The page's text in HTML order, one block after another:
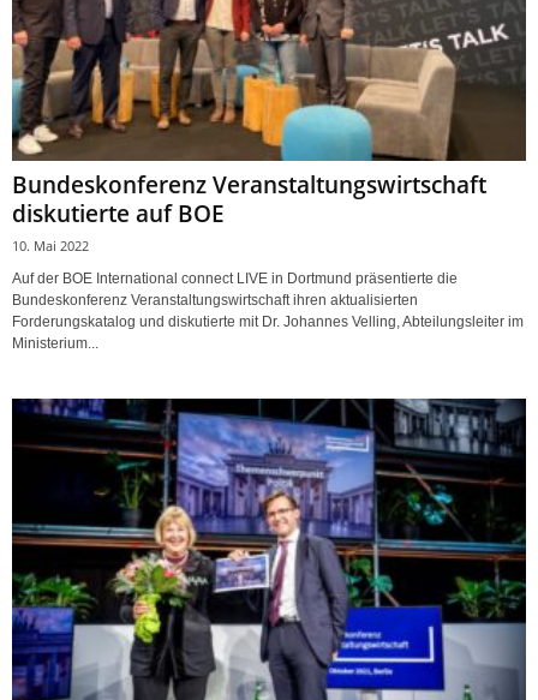
Bundeskonferenz Veranstaltungswirtschaft
diskutierte auf BOE
10. Mai 2022
Auf der BOE International connect LIVE in Dortmund präsentierte die
Bundeskonferenz Veranstaltungswirtschaft ihren aktualisierten
Forderungskatalog und diskutierte mit Dr. Johannes Velling, Abteilungsleiter im
Ministerium...